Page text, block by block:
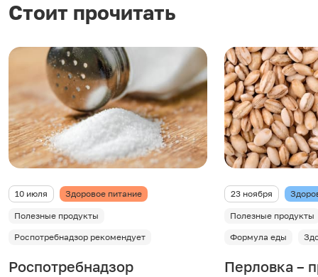
Стоит прочитать
10 июля Здоровое питание
Полезные продукты
Роспотребнадзор рекомендует
Роспотребнадзор
23 ноября
Полезные продукты
Формула еды
Перловка –